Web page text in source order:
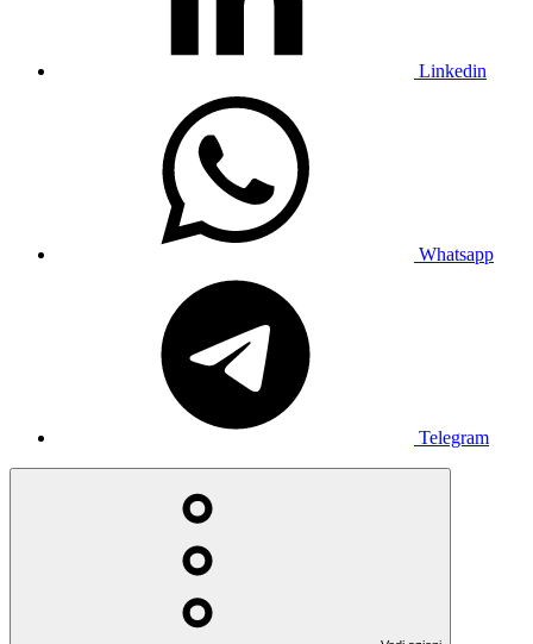
Linkedin
Whatsapp
Telegram